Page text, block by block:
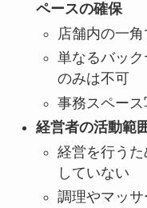
ペースの確保
店舗内の一
単なるバッ
のみは不可
事務スペー
経営者の活動範
経営を行う
していない
調理やマッ